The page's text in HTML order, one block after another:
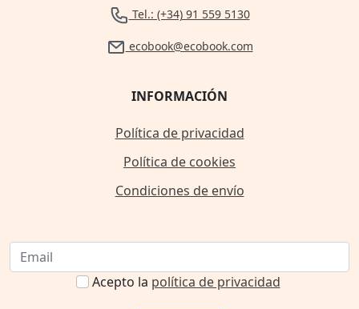
Tel.: (+34) 91 559 5130
ecobook@ecobook.com
INFORMACIÓN
Política de privacidad
Política de cookies
Condiciones de envío
Acepto la política de privacidad